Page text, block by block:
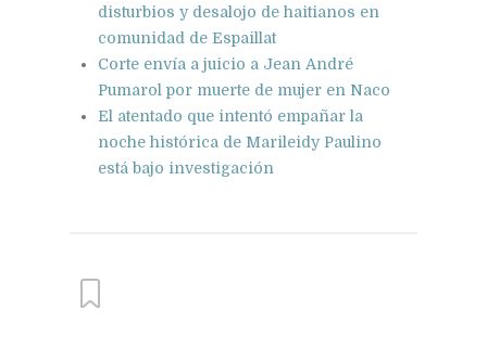
disturbios y desalojo de haitianos en
comunidad de Espaillat
Corte envía a juicio a Jean André
Pumarol por muerte de mujer en Naco
El atentado que intentó empañar la
noche histórica de Marileidy Paulino
está bajo investigación